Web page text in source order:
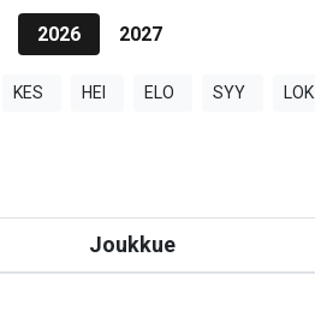
2026 2027
KES HEI ELO SYY LOK
Joukkue